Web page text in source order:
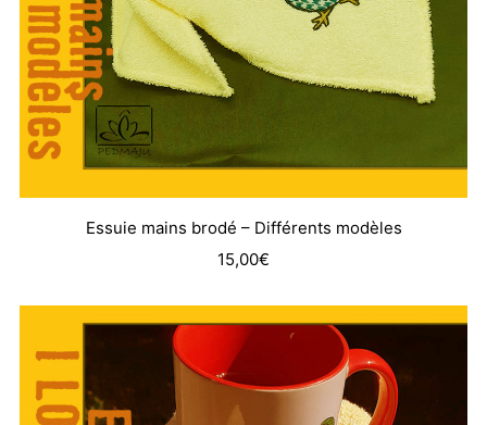
Essuie mains brodé – Différents modèles
15,00€